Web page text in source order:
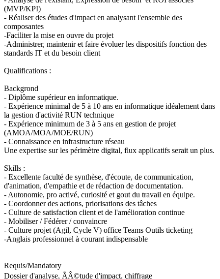
(MVP/KPI)
- Réaliser des études d'impact en analysant l'ensemble des
composantes
-Faciliter la mise en ouvre du projet
-Administrer, maintenir et faire évoluer les dispositifs fonction des
standards IT et du besoin client
Qualifications :
Backgrond
- Diplôme supérieur en informatique.
- Expérience minimal de 5 à 10 ans en informatique idéalement dans
la gestion d'activité RUN technique
- Expérience minimum de 3 à 5 ans en gestion de projet
(AMOA/MOA/MOE/RUN)
- Connaissance en infrastructure réseau
Une expertise sur les périmètre digital, flux applicatifs serait un plus.
Skills :
- Excellente faculté de synthèse, d'écoute, de communication,
d'animation, d'empathie et de rédaction de documentation.
- Autonomie, pro activé, curiosité et gout du travail en équipe.
- Coordonner des actions, priorisations des tâches
- Culture de satisfaction client et de l'amélioration continue
- Mobiliser / Fédérer / convaincre
- Culture projet (Agil, Cycle V) office Teams Outils ticketing
-Anglais professionnel à courant indispensable
Requis/Mandatory
Dossier d'analyse, ÃÂ©tude d'impact, chiffrage